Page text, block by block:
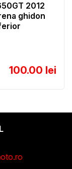
2012
ghidon
100.00 lei